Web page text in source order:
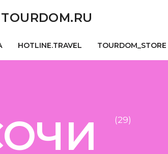
TOURDOM.RU
HOTLINE.TRAVEL TOURDOM_STORE
(29)